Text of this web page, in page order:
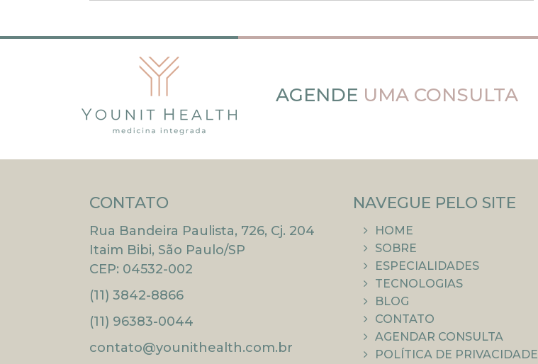
AGENDE UMA CONSULTA
CONTATO
Rua Bandeira Paulista, 726, Cj. 204
Itaim Bibi, São Paulo/SP
CEP: 04532-002
(11) 3842-8866
(11) 96383-0044
contato@younithealth.com.br
NAVEGUE PELO SITE
HOME
SOBRE
ESPECIALIDADES
TECNOLOGIAS
BLOG
CONTATO
AGENDAR CONSULTA
POLÍTICA DE PRIVACIDADE